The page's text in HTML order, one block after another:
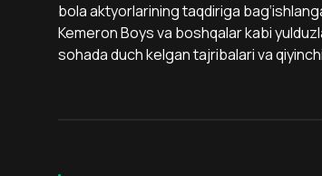
bola aktyorlarining taqdiriga
Kemeron Boys va boshqalar kabi
sohada duch kelgan tajribalari va